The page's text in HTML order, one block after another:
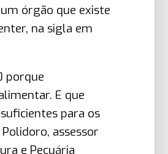
órgão que existe
na sigla em
porque
E que
para os
assessor
e Pecuária